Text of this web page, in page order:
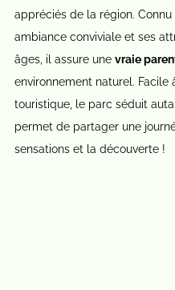
appréciés de la région.
ambiance conviviale et ses
âges, il assure une vraie
environnement naturel. Facile
touristique, le parc séduit
permet de partager une
sensations et la découverte !